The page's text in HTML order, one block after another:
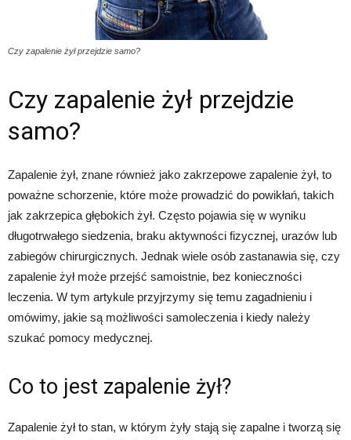
Czy zapalenie żył przejdzie samo?
Czy zapalenie żył przejdzie
samo?
Zapalenie żył, znane również jako zakrzepowe zapalenie żył, to
poważne schorzenie, które może prowadzić do powikłań, takich
jak zakrzepica głębokich żył. Często pojawia się w wyniku
długotrwałego siedzenia, braku aktywności fizycznej, urazów lub
zabiegów chirurgicznych. Jednak wiele osób zastanawia się, czy
zapalenie żył może przejść samoistnie, bez konieczności
leczenia. W tym artykule przyjrzymy się temu zagadnieniu i
omówimy, jakie są możliwości samoleczenia i kiedy należy
szukać pomocy medycznej.
Co to jest zapalenie żył?
Zapalenie żył to stan, w którym żyły stają się zapalne i tworzą się